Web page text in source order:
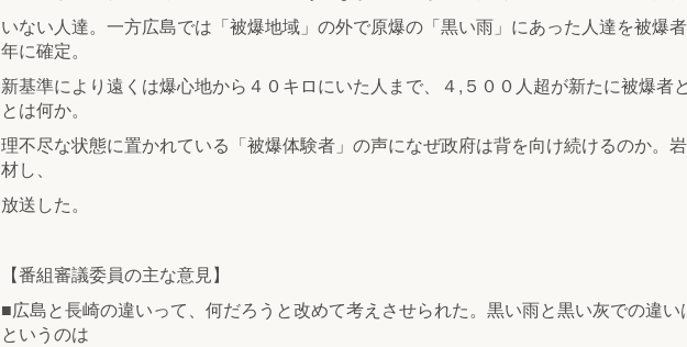
いない人達。一方広島では「被爆地域」の外で原爆の「黒い雨」にあった人達を被爆
年に確定。
新基準により遠くは爆心地から４０キロにいた人まで、４,５００人超が新たに被爆者
とは何か。
理不尽な状態に置かれている「被爆体験者」の声になぜ政府は背を向け続けるのか。
材し、
放送した。
【番組審議委員の主な意見】
■広島と長崎の違いって、何だろうと改めて考えさせられた。黒い雨と黒い灰での違
というのは